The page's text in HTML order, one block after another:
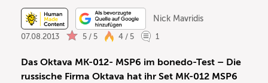
Nick Mavridis
07.08.2013 5 / 5 4 / 5 1
Das Oktava MK-012- MSP6 im bonedo-Test – Die
russische Firma Oktava hat ihr Set MK-012 MSP6